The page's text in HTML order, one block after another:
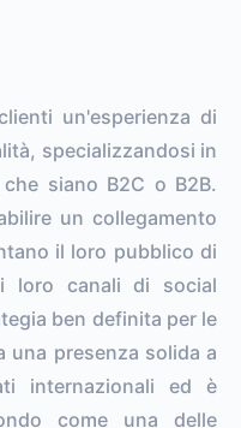
un'esperienza di
specializzandosi in
siano B2C o B2B.
un collegamento
il loro pubblico di
loro canali di social
ben definita per le
una presenza solida a
internazionali ed è
come una delle